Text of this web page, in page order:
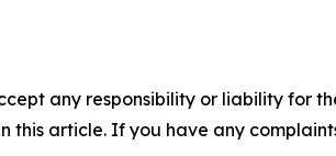
any responsibility or liability for
article. If you have any